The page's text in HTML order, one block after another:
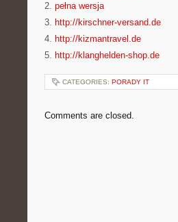
2. pełna wersja
3. http://kirschner-versand.de
4. http://kizmantravel.de
5. http://klanghelden-shop.de
CATEGORIES: PORADY IT
Comments are closed.